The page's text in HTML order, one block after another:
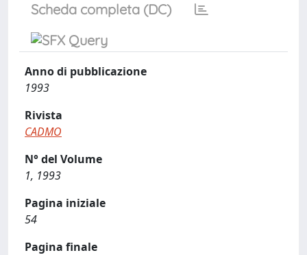
Scheda completa (DC)
Anno di pubblicazione
1993
Rivista
CADMO
N° del Volume
1, 1993
Pagina iniziale
54
Pagina finale